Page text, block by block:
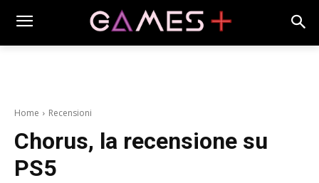
Home Recensioni
Chorus, la recensione su
PS5